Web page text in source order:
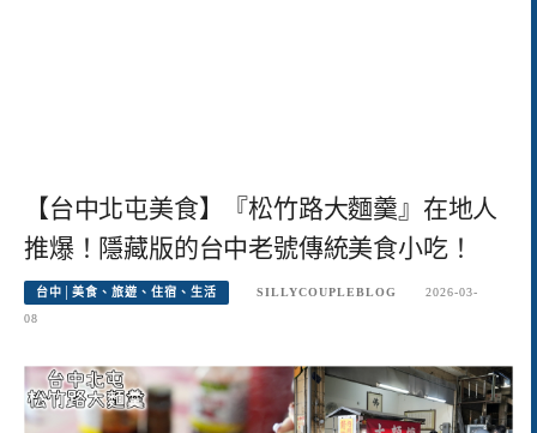
【台中北屯美食】『松竹路大麵羹』在地人
推爆！隱藏版的台中老號傳統美食小吃！
台中│美食、旅遊、住宿、生活 SILLYCOUPLEBLOG
2026-03-
08